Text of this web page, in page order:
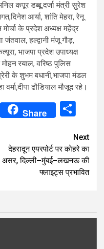
कपूर डब्बू,दर्जा मंत्री सुरेश
आर्या, शांति मेहरा, रेनू
के प्रदेश अध्यक्ष महेंद्र
जंतवाल, हल्द्वानी मंजू गौड़,
भाजपा प्रदेश उपाध्यक्ष
रयाल, वरिष्ठ पुलिस
के शुभम बधानी,भाजपा मंडल
ढौडियाल मौजूद रहे।
X Share
Next
देहरादून एयरपोर्ट पर कोहरे का
असर, दिल्ली–मुंबई–लखनऊ की
फ्लाइट्स प्रभावित